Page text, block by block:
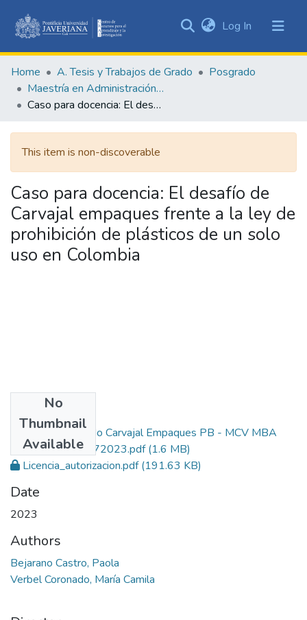
&
Collections
Statistics
Log In (current)
Home A. Tesis y Trabajos de Grado
Posgrado
Maestría en Administración de Empresas
Caso para docencia: El desafío de Carvajal empaques frente a la ley de prohibición de plásticos de un solo uso en Colombia
This item is non-discoverable
Caso para docencia: El desafío de
Carvajal empaques frente a la ley de
prohibición de plásticos de un solo
uso en Colombia
No
Thumbnail
Available
Trabajo de grado Carvajal Empaques PB - MCV MBA
entrega final 17072023.pdf(1.6 MB)
Licencia_autorizacion.pdf(191.63 KB)
Date
2023
Authors
Bejarano Castro, Paola
Verbel Coronado, María Camila